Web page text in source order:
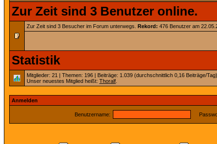
Zur Zeit sind 3 Benutzer online.
Zur Zeit sind 3 Besucher im Forum unterwegs. Rekord: 476 Benutzer am
Statistik
Mitglieder: 21 | Themen: 196 | Beiträge: 1.039 (durchschnittlich 0,16 Beiträge/Tag)
Unser neuestes Mitglied heißt: Thoralf
Anmelden
Benutzername: